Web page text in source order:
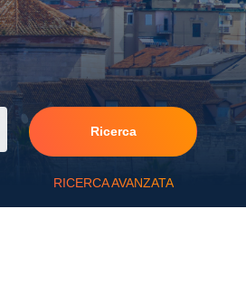
Ricerca
RICERCA AVANZATA